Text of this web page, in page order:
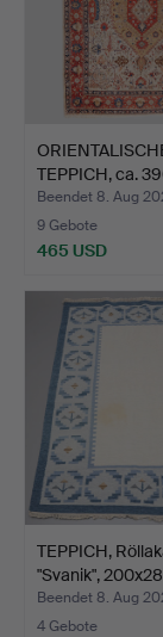
TEPPICH, ca.
cm.
Beendet 8. Aug
9 Gebote
465 USD
TEPPICH,
"Svanik",
Beendet 8. Aug
4 Gebote